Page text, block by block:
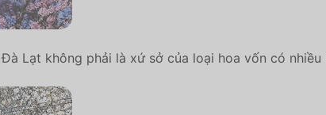
Lạt không phải là xứ sở của loại hoa vốn có nhiều